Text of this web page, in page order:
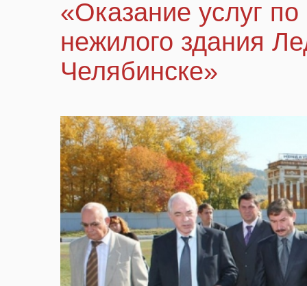
«Оказание услуг
нежилого здания
Челябинске»